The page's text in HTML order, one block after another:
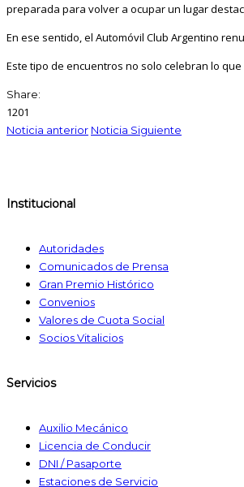
preparada para volver a ocupar un lugar
En ese sentido, el Automóvil Club Argentino
Este tipo de encuentros no solo celebran lo
Share:
1201
Noticia anterior Noticia Siguiente
Institucional
Autoridades
Comunicados de Prensa
Gran Premio Histórico
Convenios
Valores de Cuota Social
Socios Vitalicios
Servicios
Auxilio Mecánico
Licencia de Conducir
DNI / Pasaporte
Estaciones de Servicio